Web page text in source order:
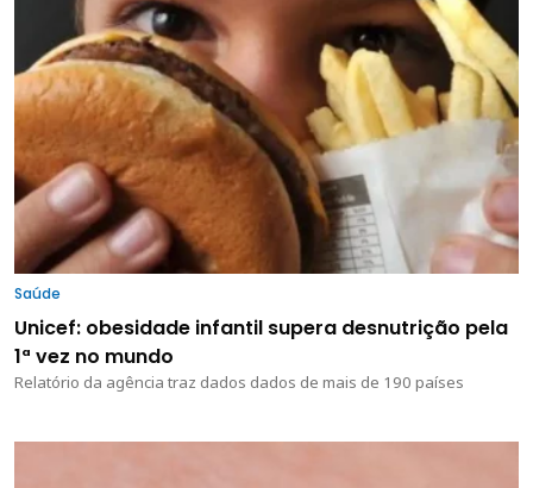
Saúde
Unicef: obesidade infantil supera desnutrição pela
1ª vez no mundo
Relatório da agência traz dados dados de mais de 190 países